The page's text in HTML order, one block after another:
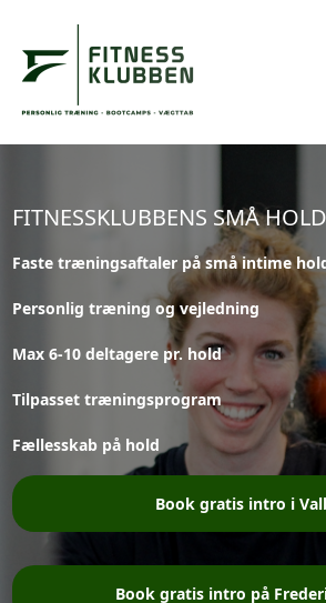
FITNESSKLUBBENS SMÅ HOLD
Faste træningsaftaler på små intime
Personlig træning og vejledning
Max 6-10 deltagere pr. hold
Tilpasset træningsprogram
Fællesskab på hold
Book gratis intro i
Book gratis intro på